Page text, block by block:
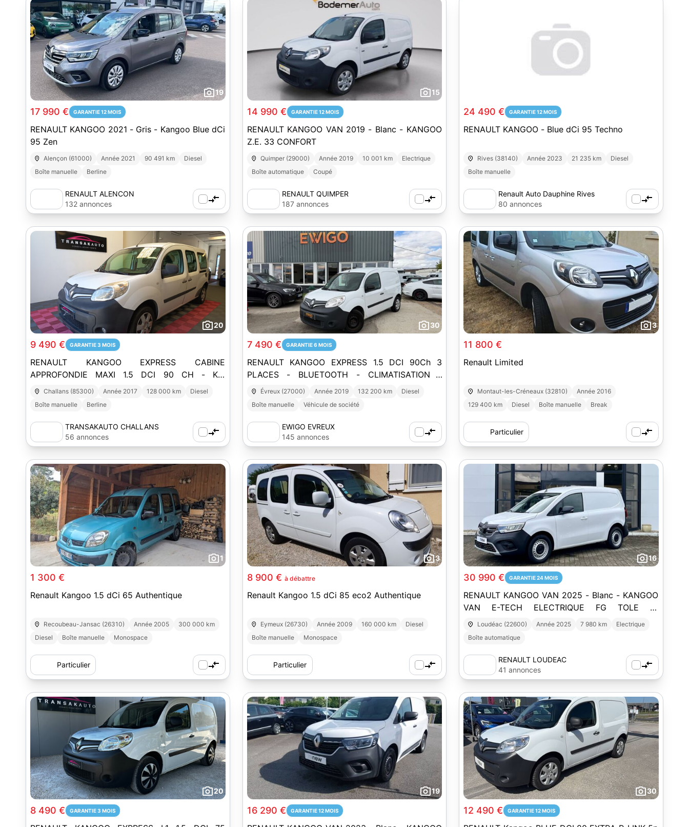
19
17 990 € GARANTIE 12 MOIS
RENAULT KANGOO 2021 - Gris - Kangoo Blue dCi
95 Zen
Alençon (61000) Année 2021 90 491 km
Diesel
Boîte manuelle
Berline
RENAULT ALENCON
132 annonces
15
14 990 € GARANTIE 12 MOIS
RENAULT KANGOO VAN 2019 - Blanc - KANGOO
Z.E. 33 CONFORT
Quimper (29000) Année 2019 10 001 km
Electrique
Boîte automatique
Coupé
RENAULT QUIMPER
187 annonces
24 490 € GARANTIE 12 MOIS
RENAULT KANGOO - Blue dCi 95 Techno
Rives (38140) Année 2023 21 235 km
Diesel
Boîte manuelle
Renault Auto Dauphine Rives
80 annonces
20
9 490 € GARANTIE 3 MOIS
RENAULT KANGOO EXPRESS CABINE
APPROFONDIE MAXI 1.5 DCI 90 CH - KIT
DISTRIBUTION NEUF / 5 PLACES / Garantie
Challans (85300) Année 2017 128 000 km
Diesel
Boîte manuelle
Berline
TRANSAKAUTO CHALLANS
56 annonces
30
7 490 € GARANTIE 6 MOIS
RENAULT KANGOO EXPRESS 1.5 DCI 90Ch 3
PLACES - BLUETOOTH - CLIMATISATION -
REGULATEUR
Évreux (27000) Année 2019 132 200 km
Diesel
Boîte manuelle
Véhicule de société
EWIGO EVREUX
145 annonces
3
11 800 €
Renault Limited
Montaut-les-Créneaux (32810)
Année 2016
129 400 km
Diesel Boîte manuelle Break
Particulier
1
1 300 €
Renault Kangoo 1.5 dCi 65 Authentique
Recoubeau-Jansac (26310) Année 2005
300 000 km
Diesel
Boîte manuelle Monospace
Particulier
3
8 900 € à débattre
Renault Kangoo 1.5 dCi 85 eco2 Authentique
Eymeux (26730) Année 2009 160 000 km
Diesel
Boîte manuelle
Monospace
Particulier
16
30 990 € GARANTIE 24 MOIS
RENAULT KANGOO VAN 2025 - Blanc - KANGOO
VAN E-TECH ELECTRIQUE FG TOLE L1
AC22/DC80 GSR2 EXTRA
Loudéac (22600) Année 2025 7 980 km
Electrique
Boîte automatique
RENAULT LOUDEAC
41 annonces
20
8 490 € GARANTIE 3 MOIS
19
16 290 € GARANTIE 12 MOIS
30
12 490 € GARANTIE 12 MOIS